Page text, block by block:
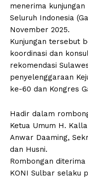
menerima kunjungan
Seluruh Indonesia
November 2025.
Kunjungan tersebut
koordinasi dan
rekomendasi
penyelenggaraan
ke-60 dan Kongres
Hadir dalam
Ketua Umum H.
Anwar Daaming,
dan Husni.
Rombongan
KONI Sulbar selaku